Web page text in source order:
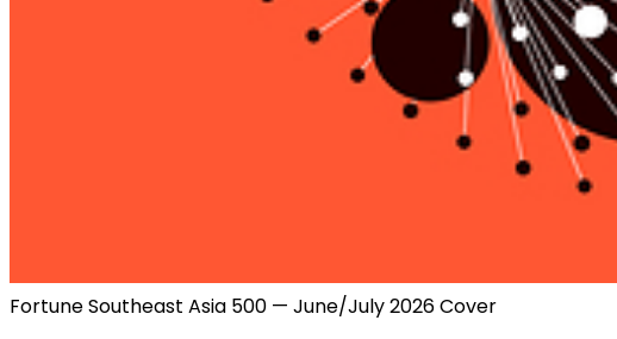
Fortune Southeast Asia 500 — June/July 2026 Cover